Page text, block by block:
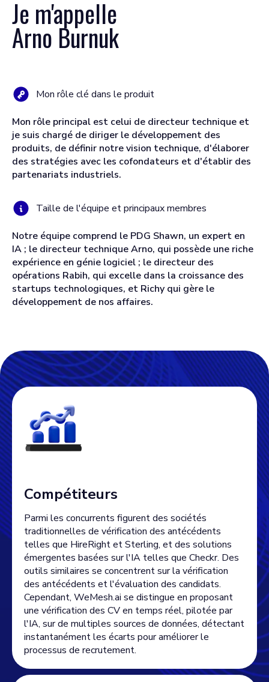
Je m'appelle
Arno Burnuk
Mon rôle clé dans le produit
Mon rôle principal est celui de directeur technique et
je suis chargé de diriger le développement des
produits, de définir notre vision technique, d'élaborer
des stratégies avec les cofondateurs et d'établir des
partenariats industriels.
Taille de l'équipe et principaux membres
Notre équipe comprend le PDG Shawn, un expert en
IA ; le directeur technique Arno, qui possède une riche
expérience en génie logiciel ; le directeur des
opérations Rabih, qui excelle dans la croissance des
startups technologiques, et Richy qui gère le
développement de nos affaires.
Compétiteurs
Parmi les concurrents figurent des sociétés
traditionnelles de vérification des antécédents
telles que HireRight et Sterling, et des solutions
émergentes basées sur l'IA telles que Checkr. Des
outils similaires se concentrent sur la vérification
des antécédents et l'évaluation des candidats.
Cependant, WeMesh.ai se distingue en proposant
une vérification des CV en temps réel, pilotée par
l'IA, sur de multiples sources de données, détectant
instantanément les écarts pour améliorer le
processus de recrutement.